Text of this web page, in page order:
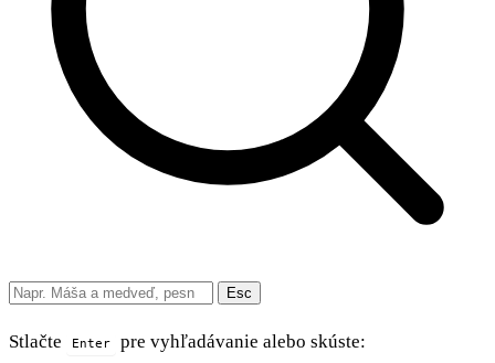
Esc
Stlačte Enter pre vyhľadávanie alebo skúste: